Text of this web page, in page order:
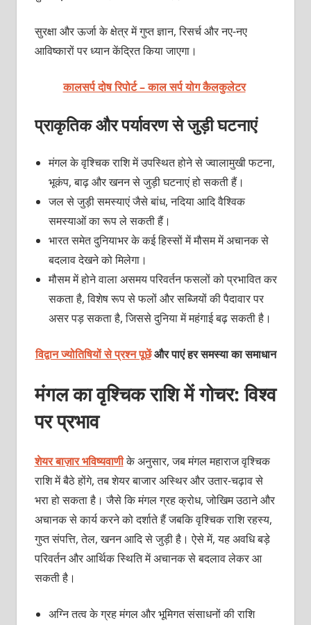
सुरक्षा और ऊर्जा के क्षेत्र में गुप्त ज्ञान, रिसर्च और नए-नए
आविष्कारों पर ध्यान केंद्रित किया जाएगा।
कालसर्प दोष रिपोर्ट – काल सर्प योग कैलकुलेटर
प्राकृतिक और पर्यावरण से जुड़ी घटनाएं
मंगल के वृश्चिक राशि में उपस्थित होने से ज्वालामुखी फटना,
भूकंप, बाढ़ और खनन से जुड़ी घटनाएं हो सकती हैं।
जल से जुड़ी समस्याएं जैसे बांध, नदिया आदि वैश्विक
समस्याओं का रूप ले सकती हैं।
भारत समेत दुनियाभर के कई हिस्सों में मौसम में अचानक से
बदलाव देखने को मिलेगा।
मौसम में होने वाला असमय परिवर्तन फसलों को प्रभावित कर
सकता है, विशेष रूप से फलों और सब्जियों की पैदावार पर
असर पड़ सकता है, जिससे दुनिया में महंगाई बढ़ सकती है।
विद्वान ज्योतिषियों से प्रश्न पूछेंऔर पाएं हर समस्या का समाधान
मंगल का वृश्चिक राशि में गोचर: विश्व
पर प्रभाव
शेयर बाज़ार भविष्यवाणीके अनुसार, जब मंगल महाराज वृश्चिक
राशि में बैठे होंगे, तब शेयर बाजार अस्थिर और उतार-चढ़ाव से
भरा हो सकता है। जैसे कि मंगल ग्रह क्रोध, जोखिम उठाने और
अचानक से कार्य करने को दर्शाते हैं जबकि वृश्चिक राशि रहस्य,
गुप्त संपत्ति, तेल, खनन आदि से जुड़ी है। ऐसे में, यह अवधि बड़े
परिवर्तन और आर्थिक स्थिति में अचानक से बदलाव लेकर आ
सकती है।
अग्नि तत्व के ग्रह मंगल और भूमिगत संसाधनों की राशि